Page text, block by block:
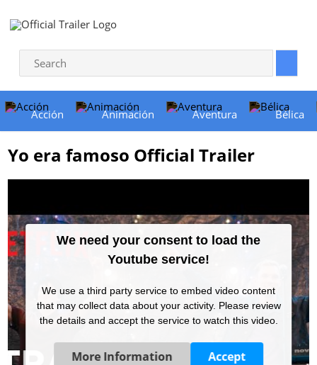
Acción Animación Aventura Bélica
Yo era famoso Official Trailer
We need your consent to load the
Youtube service!
We use a third party service to embed video content
that may collect data about your activity. Please review
the details and accept the service to watch this video.
More Information Accept